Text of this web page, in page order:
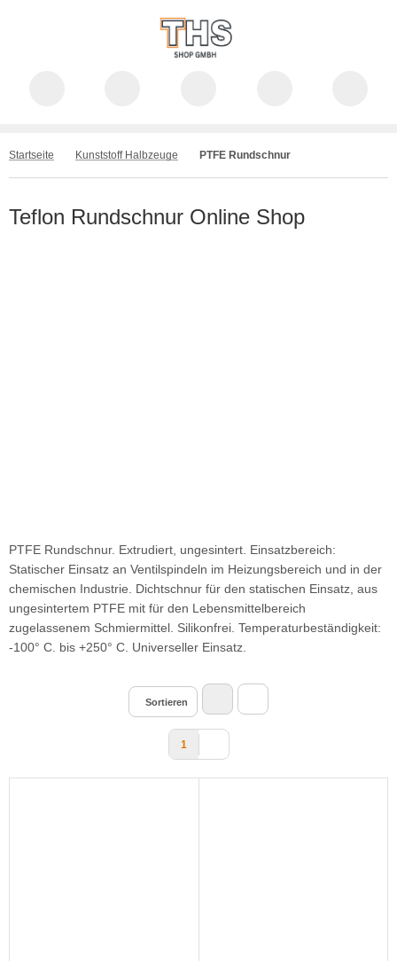
Startseite Kunststoff Halbzeuge PTFE Rundschnur
Teflon Rundschnur Online Shop
PTFE Rundschnur. Extrudiert, ungesintert. Einsatzbereich:
Statischer Einsatz an Ventilspindeln im Heizungsbereich und in der
chemischen Industrie. Dichtschnur für den statischen Einsatz, aus
ungesintertem PTFE mit für den Lebensmittelbereich
zugelassenem Schmiermittel. Silikonfrei. Temperaturbeständigkeit:
-100° C. bis +250° C. Universeller Einsatz.
Sortieren
1